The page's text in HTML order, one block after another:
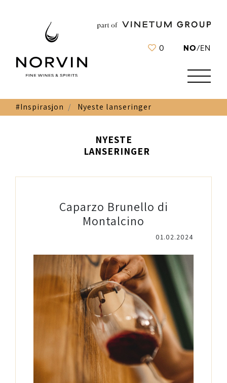
0 NO/EN
#Inspirasjon Nyeste lanseringer
NYESTE
LANSERINGER
Caparzo Brunello di
Montalcino
01.02.2024